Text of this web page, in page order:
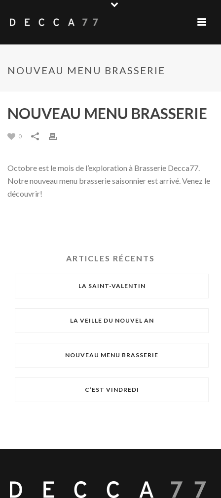
NOUVEAU MENU BRASSERIE
NOUVEAU MENU BRASSERIE
0
Octobre est le mois de l’exploration à Brasserie Decca77.
Notre nouveau menu brasserie saisonnier est arrivé. Venez le
découvrir!
ARTICLES RÉCENTS
LA SAINT-VALENTIN
LA VEILLE DU NOUVEL AN
NOUVEAU MENU BRASSERIE
C’EST VINDREDI